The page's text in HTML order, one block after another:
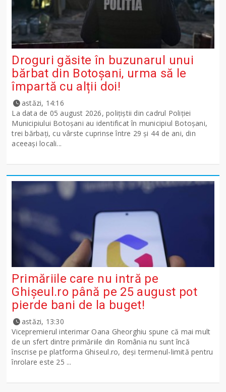
Droguri găsite în buzunarul unui
bărbat din Botoșani, urma să le
împartă cu alții doi!
astăzi, 14:16
La data de 05 august 2026, polițiștii din cadrul Poliției
Municipiului Botoșani au identificat în municipiul Botoșani,
trei bărbați, cu vârste cuprinse între 29 și 44 de ani, din
aceeași locali...
Primăriile care nu intră pe
Ghişeul.ro până pe 25 august pot
pierde bani de la buget!
astăzi, 13:30
Vicepremierul interimar Oana Gheorghiu spune că mai mult
de un sfert dintre primăriile din România nu sunt încă
înscrise pe platforma Ghiseul.ro, deși termenul-limită pentru
înrolare este 25 ...